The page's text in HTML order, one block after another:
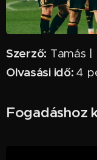
Szerző: Tamás |
Olvasási idő:4
Fogadáshoz